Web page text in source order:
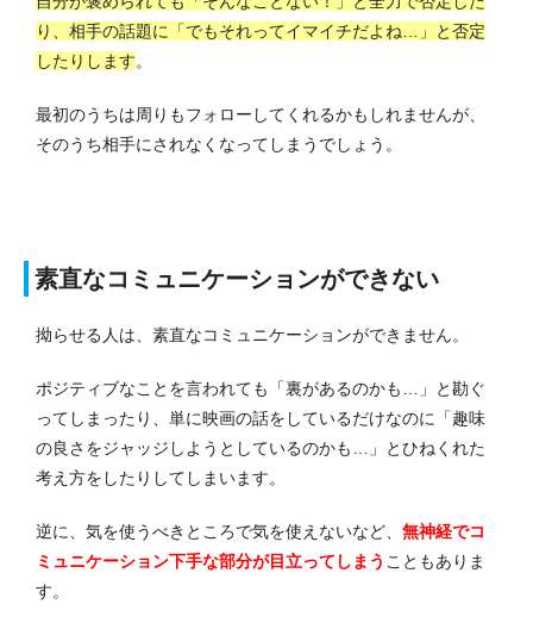
り、相手の話題に「でもそれってイマイチだよね…」と否定
したりします。
最初のうちは周りもフォローしてくれるかもしれませんが、
そのうち相手にされなくなってしまうでしょう。
素直なコミュニケーションができない
拗らせる人は、素直なコミュニケーションができません。
ポジティブなことを言われても「裏があるのかも…」と勘ぐ
ってしまったり、単に映画の話をしているだけなのに「趣味
の良さをジャッジしようとしているのかも…」とひねくれた
考え方をしたりしてしまいます。
逆に、気を使うべきところで気を使えないなど、 無神経でコ
ミュニケーション下手な部分が目立ってしまう こともありま
す。